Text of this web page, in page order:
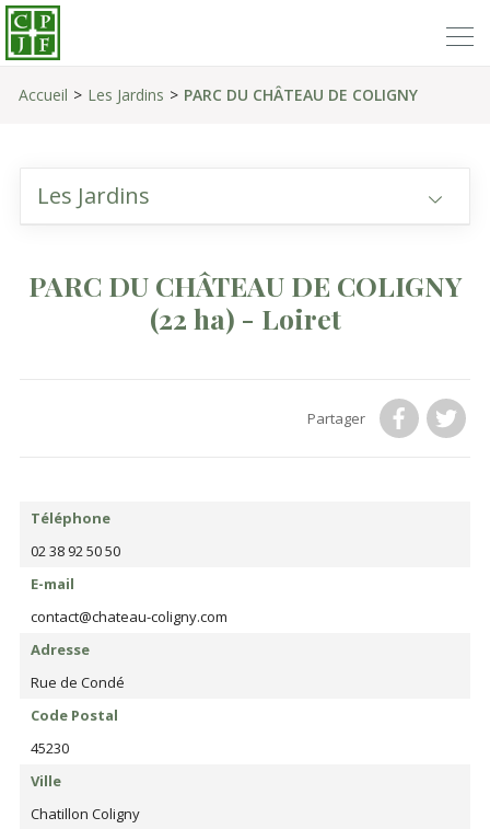
Accueil Les Jardins PARC DU CHÂTEAU DE COLIGNY
Les Jardins
PARC DU CHÂTEAU DE COLIGNY
(22 ha) - Loiret
Partager
Téléphone
02 38 92 50 50
E-mail
contact@chateau-coligny.com
Adresse
Rue de Condé
Code Postal
45230
Ville
Chatillon Coligny